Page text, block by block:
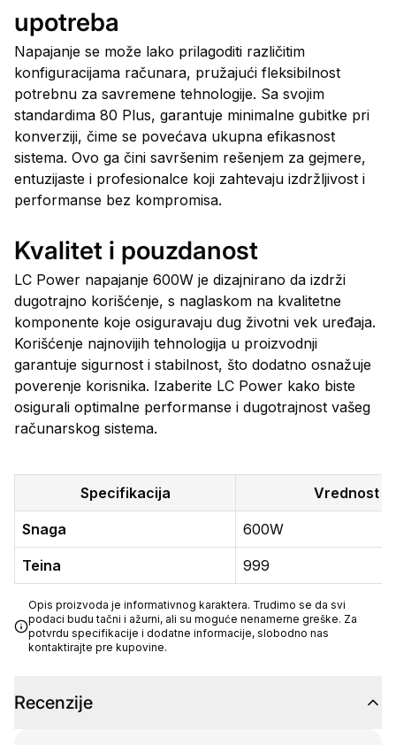
upotreba
Napajanje se može lako prilagoditi različitim
konfiguracijama računara, pružajući fleksibilnost
potrebnu za savremene tehnologije. Sa svojim
standardima 80 Plus, garantuje minimalne gubitke pri
konverziji, čime se povećava ukupna efikasnost
sistema. Ovo ga čini savršenim rešenjem za gejmere,
entuzijaste i profesionalce koji zahtevaju izdržljivost i
performanse bez kompromisa.
Kvalitet i pouzdanost
LC Power napajanje 600W je dizajnirano da izdrži
dugotrajno korišćenje, s naglaskom na kvalitetne
komponente koje osiguravaju dug životni vek uređaja.
Korišćenje najnovijih tehnologija u proizvodnji
garantuje sigurnost i stabilnost, što dodatno osnažuje
poverenje korisnika. Izaberite LC Power kako biste
osigurali optimalne performanse i dugotrajnost vašeg
računarskog sistema.
Specifikacija Vrednost
Snaga 600W
Teina 999
Opis proizvoda je informativnog karaktera. Trudimo se da svi
podaci budu tačni i ažurni, ali su moguće nenamerne greške. Za
potvrdu specifikacije i dodatne informacije, slobodno nas
kontaktirajte pre kupovine.
Recenzije